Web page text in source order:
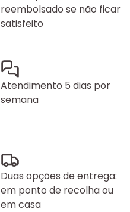
reembolsado se não ficar
satisfeito
Atendimento 5 dias por
semana
Duas opções de entrega:
em ponto de recolha ou
em casa